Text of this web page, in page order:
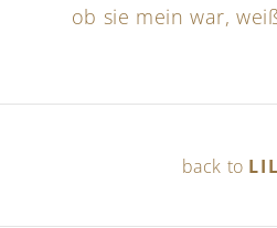
ob sie mein war,
back to